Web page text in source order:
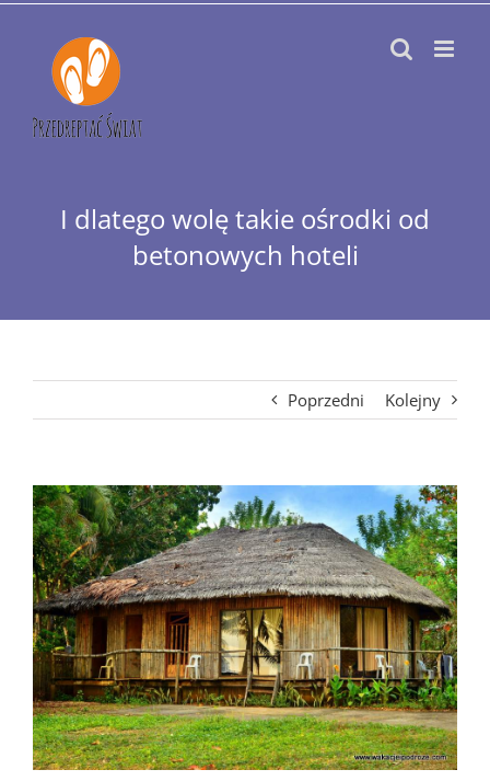
Przejdź
zawartości
I dlatego wolę takie ośrodki od
betonowych hoteli
Poprzedni Kolejny
Pokaż
większy
obrazek